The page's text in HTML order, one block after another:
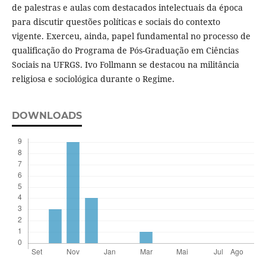
de palestras e aulas com destacados intelectuais da época
para discutir questões políticas e sociais do contexto
vigente. Exerceu, ainda, papel fundamental no processo de
qualificação do Programa de Pós-Graduação em Ciências
Sociais na UFRGS. Ivo Follmann se destacou na militância
religiosa e sociológica durante o Regime.
DOWNLOADS